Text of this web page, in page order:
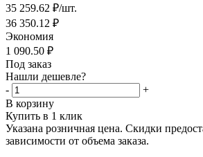
35 259.62 ₽/шт.
36 350.12 ₽
Экономия
1 090.50 ₽
Под заказ
Нашли дешевле?
-
+
В корзину
Купить в 1 клик
Указана розничная цена. Скидки
зависимости от объема заказа.